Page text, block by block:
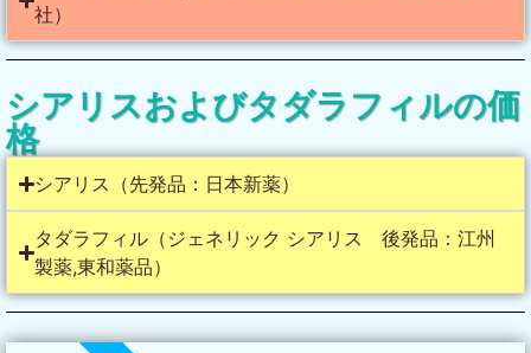
社）
シアリスおよびタダラフィルの価
格
シアリス（先発品：日本新薬）
タダラフィル（ジェネリック シアリス 後発品：江州
製薬,東和薬品）